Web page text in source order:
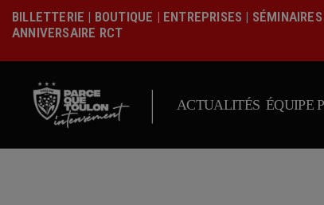
BILLETTERIE | BOUTIQUE | ENTREPRISES |
ANNIVERSAIRE RCT
| ACTUALITÉS ÉQUIPE